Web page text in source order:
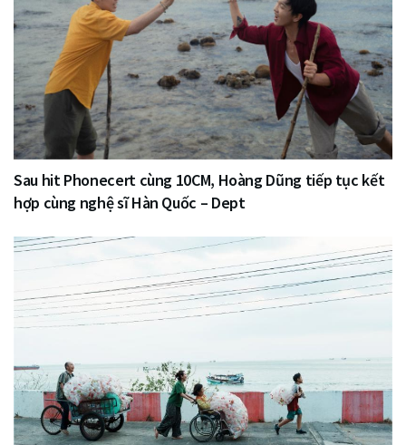
Sau hit Phonecert cùng 10CM, Hoàng Dũng tiếp tục kết
hợp cùng nghệ sĩ Hàn Quốc – Dept